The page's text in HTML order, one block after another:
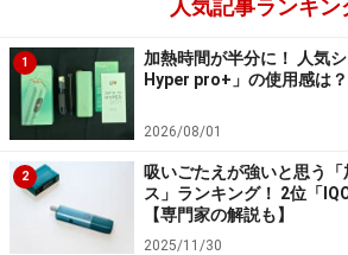
人気記事ランキン
1
加熱時間が半分に！ 人気
Hyper pro+」の使用感は
2026/08/01
2
吸いごたえが強いと思う
ス」ランキング！ 2位「
【専門家の解説も】
2025/11/30